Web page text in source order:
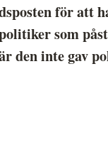
Regler för medier
Här är medierna
för att
som
den inte gav